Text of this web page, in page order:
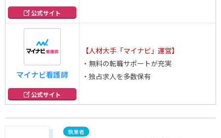
公式サイト
マイナビ看護師
公式サイト
【人材大手「マイナビ」運営】
・無料の転職サポートが充実
・独占求人を多数保有